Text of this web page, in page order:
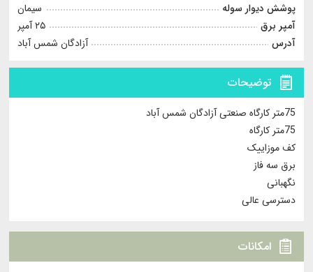
پوشش دیوار سوله
سيمان
آمپر برق
۲۵ آمپر
آدرس
آزادگان شمس آباد
توضیحات
75متر کارگاه صنعتی آزادگان شمس آباد
75متر کارگاه
کف موزاییک
برق سه فاز
نگهبانی
دسترسی عالی
امکانات